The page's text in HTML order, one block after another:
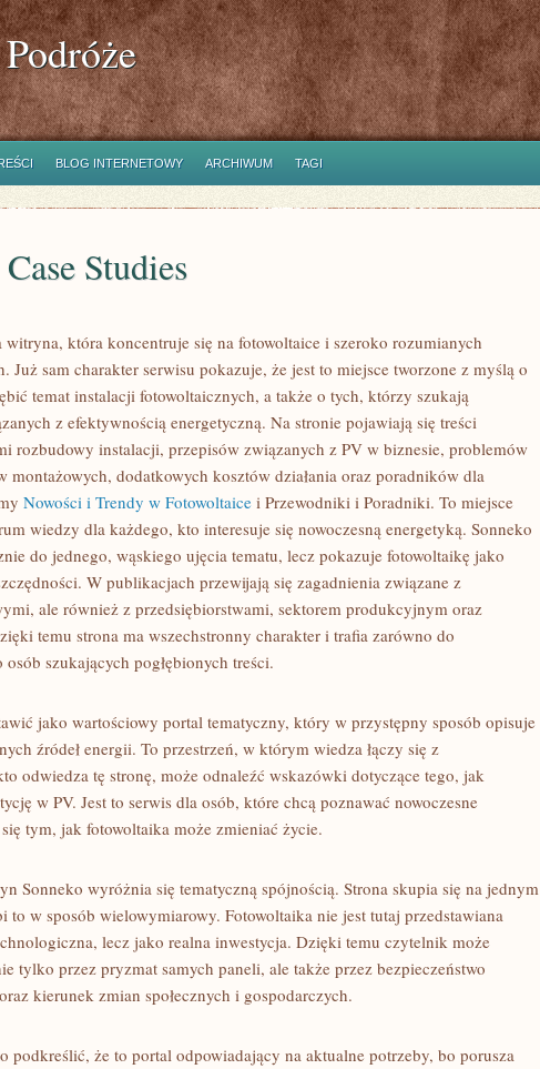
BLOG INTERNETOWY ARCHIWUM TAGI
Studies
która koncentruje się na fotowoltaice i szeroko rozumianych
Już sam charakter serwisu pokazuje, że jest to miejsce tworzone z myślą o
temat instalacji fotowoltaicznych, a także o tych, którzy szukają
z efektywnością energetyczną. Na stronie pojawiają się treści
rozbudowy instalacji, przepisów związanych z PV w biznesie, problemów
montażowych, dodatkowych kosztów działania oraz poradników dla
Nowości i Trendy w Fotowoltaice i Przewodniki i Poradniki. To miejsce
wiedzy dla każdego, kto interesuje się nowoczesną energetyką. Sonneko
do jednego, wąskiego ujęcia tematu, lecz pokazuje fotowoltaikę jako
W publikacjach przewijają się zagadnienia związane z
ale również z przedsiębiorstwami, sektorem produkcyjnym oraz
temu strona ma wszechstronny charakter i trafia zarówno do
szukających pogłębionych treści.
jako wartościowy portal tematyczny, który w przystępny sposób opisuje
źródeł energii. To przestrzeń, w którym wiedza łączy się z
odwiedza tę stronę, może odnaleźć wskazówki dotyczące tego, jak
w PV. Jest to serwis dla osób, które chcą poznawać nowoczesne
tym, jak fotowoltaika może zmieniać życie.
Sonneko wyróżnia się tematyczną spójnością. Strona skupia się na jednym
to w sposób wielowymiarowy. Fotowoltaika nie jest tutaj przedstawiana
lecz jako realna inwestycja. Dzięki temu czytelnik może
tylko przez pryzmat samych paneli, ale także przez bezpieczeństwo
kierunek zmian społecznych i gospodarczych.
podkreślić, że to portal odpowiadający na aktualne potrzeby, bo porusza